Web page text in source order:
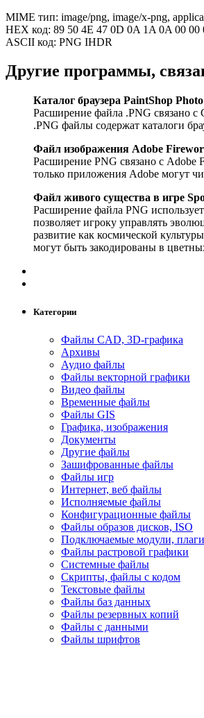
MIME тип: image/png, image/x-png,
HEX код: 89 50 4E 47 0D 0A 1A 0A 00 00
ASCII код: PNG IHDR
Другие программы,
Каталог браузера PaintShop
Расширение файла .PNG связано с
.PNG файлы содержат каталоги
Файл изображения Adobe
Расширение PNG связано с Adobe
только приложения Adobe могут
Файл живого существа в игре
Расширение файла PNG
позволяет игроку управлять
развитие как космической
могут быть закодированы в
Категории
Файлы CAD, 3D-графика
Архивы
Аудио файлы
Файлы векторной графики
Видео файлы
Временные файлы
Файлы GIS
Графика, изображения
Документы
Другие файлы
Зашифрованные файлы
Файлы игр
Интернет, веб файлы
Исполняемые файлы
Конфигурационные файлы
Файлы образов дисков, ISO
Подключаемые модули,
Файлы растровой графики
Системные файлы
Скрипты, файлы с кодом
Текстовые файлы
Файлы баз данных
Файлы резервных копий
Файлы с данными
Файлы шрифтов